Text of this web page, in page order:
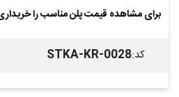
برای مشاهده قیمت پلن مناسب را
کد:
STKA-KR-0028